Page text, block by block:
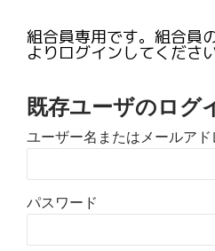
組合員専用です。組合員
よりログインしてください
既存ユーザのログ
ユーザー名またはメールアド
パスワード